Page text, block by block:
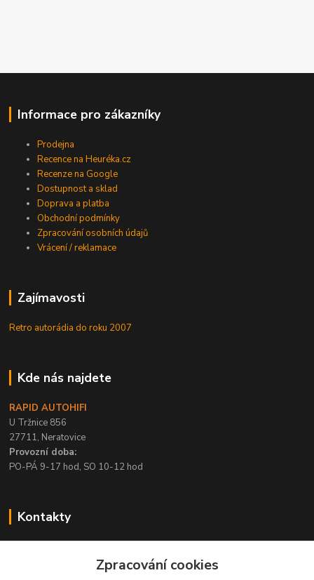
Informace pro zákazníky
Prodejna
Recence na Heuréka.cz
Recenze na Google
Dostupnost a sklad
Doprava a platba
Obchodní podmínky
Zpracování osobních údajů
Vrácení / reklamace
Zajímavosti
Retro autorádia do roku 2007
Kde nás najdete
RAPID AUTOHIFI
U Tržnice 856
27711, Neratovice
Provozní doba:
PO-PÁ 9-17 hod, SO 10-12 hod
Kontakty
PO-PÁ / 9-17 hod, SO 10-12 hodZpracování cookies